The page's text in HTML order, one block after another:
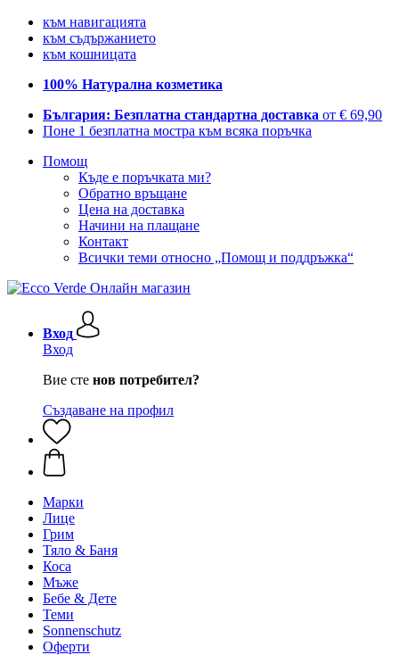
към навигацията
към съдържанието
към кошницата
100% Натурална козметика
България: Безплатна стандартна доставка от € 69,90
Поне 1 безплатна мостра към всяка поръчка
Помощ
Къде е поръчката ми?
Обратно връщане
Цена на доставка
Начини на плащане
Контакт
Всички теми относно „Помощ и поддръжка“
Вход
Вход
Вие сте нов потребител?
Създаване на профил
Марки
Лице
Грим
Тяло & Баня
Коса
Мъже
Бебе & Дете
Теми
Sonnenschutz
Оферти